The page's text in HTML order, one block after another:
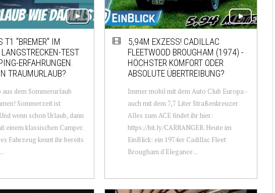
T1 "BREMER" IM
TEST
ERFAHRUNGEN.
TRAUMURLAUB?
aus dem Sommerurlaub
Sommerzeit ist
wenn schon Urlaub, dann
einem klassischen Camper.
Fahrzeug kennt ihr bereits
5,94M EXZESS! CADILLAC
FLEETWOOD BROUGHAM (1974) -
HÖCHSTER KOMFORT ODER
ABSOLUTE ÜBERTREIBUNG?
Immer mobil mit dem Auto Club Europa -
auch mit dem 7,7 Liter Straßenkreuzer
Alles zum ACE findet ihr hier:
https://bit.ly/CARRANGER. Heute im
EinBlick: ein 1974er Cadillac Fleet
Brougham d'Elegance ...